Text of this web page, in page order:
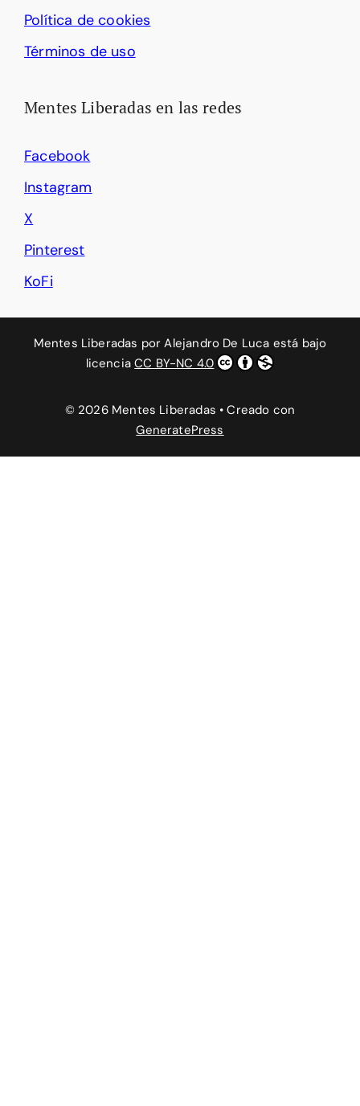
Política de cookies
Términos de uso
Mentes Liberadas en las redes
Facebook
Instagram
X
Pinterest
KoFi
Mentes Liberadas porAlejandro De Luca está bajo
licenciaCC BY-NC 4.0
© 2026 Mentes Liberadas • Creado con
GeneratePress